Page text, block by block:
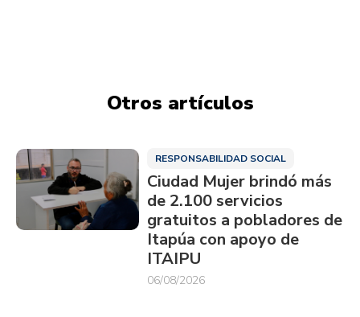
Otros artículos
RESPONSABILIDAD SOCIAL
Ciudad Mujer brindó más
de 2.100 servicios
gratuitos a pobladores de
Itapúa con apoyo de
ITAIPU
06/08/2026